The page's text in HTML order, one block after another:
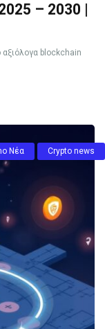
– 2030 |
αξιόλογα blockchain
Νέα Crypto news